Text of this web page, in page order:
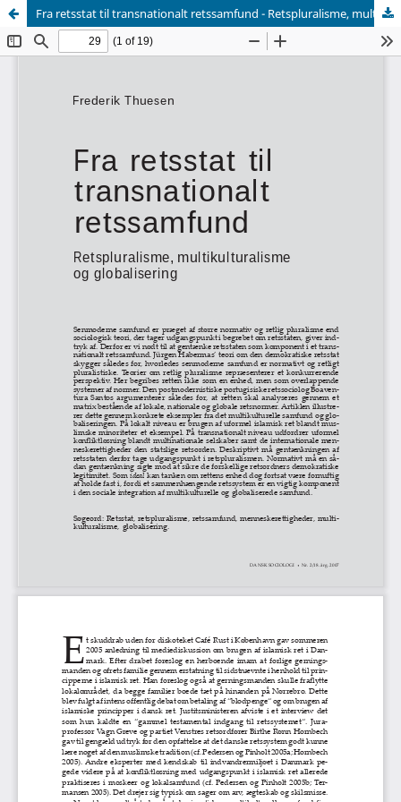
Fra retsstat til transnationalt retssamfund - Retspluralisme, multikulturalisme og globalisering